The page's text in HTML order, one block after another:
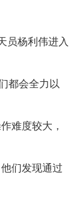
员杨利伟进入
都会全力以
难度较大，
们发现通过